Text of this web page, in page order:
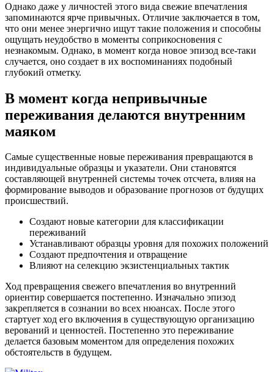
Однако даже у личностей этого вида свежие впечатления
запоминаются ярче привычных. Отличие заключается в том,
что они менее энергично ищут такие положения и способны
ощущать неудобство в моменты соприкосновения с
незнакомым. Однако, в момент когда новое эпизод все-таки
случается, оно создает в их воспоминаниях подобный
глубокий отметку.
В момент когда непривычные
переживания делаются внутренним
маяком
Самые существенные новые переживания превращаются в
индивидуальные образцы и указатели. Они становятся
составляющей внутренней системы точек отсчета, влияя на
формирование выводов и образование прогнозов от будущих
происшествий.
Создают новые категории для классификации
переживаний
Устанавливают образцы уровня для похожих положений
Создают предпочтения и отвращение
Влияют на селекцию экзистенциальных тактик
Ход превращения свежего впечатления во внутренний
ориентир совершается постепенно. Изначально эпизод
закрепляется в сознании во всех нюансах. После этого
стартует ход его включения в существующую организацию
верований и ценностей. Постепенно это переживание
делается базовым моментом для определения похожих
обстоятельств в будущем.